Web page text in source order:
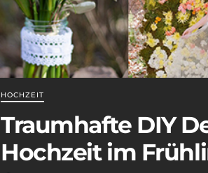
HOCHZEIT
Traumhafte DIY
Hochzeit im